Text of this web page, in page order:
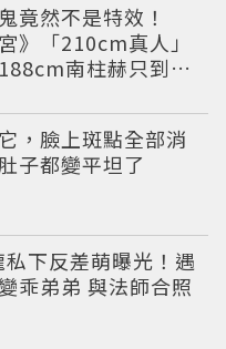
竟然不是特效！
》「210cm真人」
南柱赫只到他
，臉上斑點全部消
子都變平坦了
私下反差萌曝光！遇
乖弟弟 與法師合照